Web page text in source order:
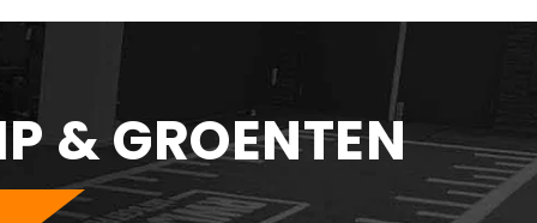
& GROENTEN